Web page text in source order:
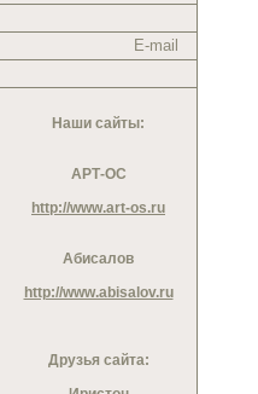
E-mail
Наши сайты:
АРТ-ОС
http://www.art-os.ru
Абисалов
http://www.abisalov.ru
Друзья сайта: